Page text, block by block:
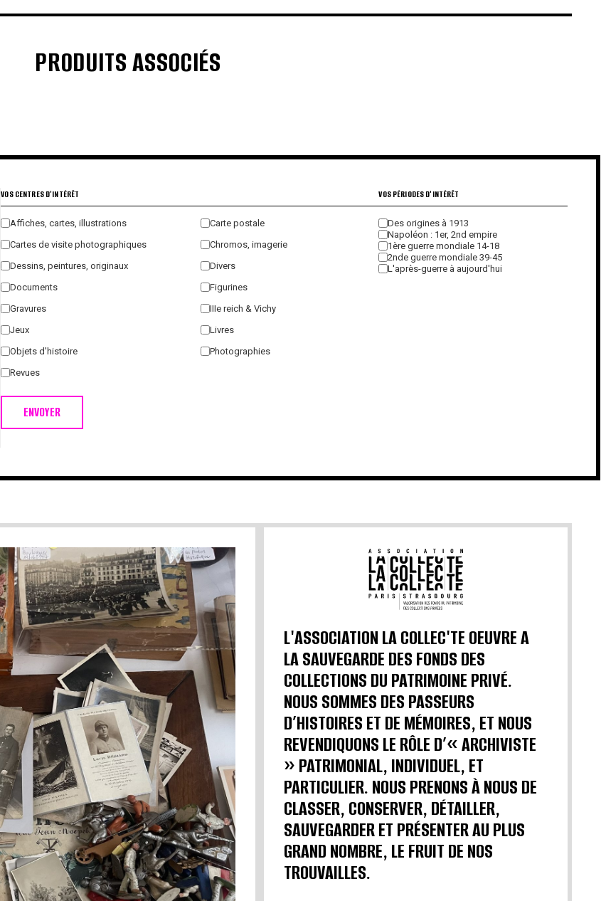
PRODUITS ASSOCIÉS
VOS CENTRES D'INTÉRÊT
Affiches, cartes, illustrations
Carte postale
Cartes de visite photographiques
Chromos, imagerie
Dessins, peintures, originaux
Divers
Documents
Figurines
Gravures
IIIe reich & Vichy
Jeux
Livres
Objets d'histoire
Photographies
Revues
ENVOYER
VOS PÉRIODES D'INTÉRÊT
Des origines à 1913
Napoléon : 1er, 2nd empire
1ère guerre mondiale 14-18
2nde guerre mondiale 39-45
L'après-guerre à aujourd'hui
L'ASSOCIATION LA COLLEC'TE OEUVRE A
LA SAUVEGARDE DES FONDS DES
COLLECTIONS DU PATRIMOINE PRIVÉ.
NOUS SOMMES DES PASSEURS
D’HISTOIRES ET DE MÉMOIRES, ET NOUS
REVENDIQUONS LE RÔLE D’« ARCHIVISTE
» PATRIMONIAL, INDIVIDUEL, ET
PARTICULIER. NOUS PRENONS À NOUS DE
CLASSER, CONSERVER, DÉTAILLER,
SAUVEGARDER ET PRÉSENTER AU PLUS
GRAND NOMBRE, LE FRUIT DE NOS
TROUVAILLES.